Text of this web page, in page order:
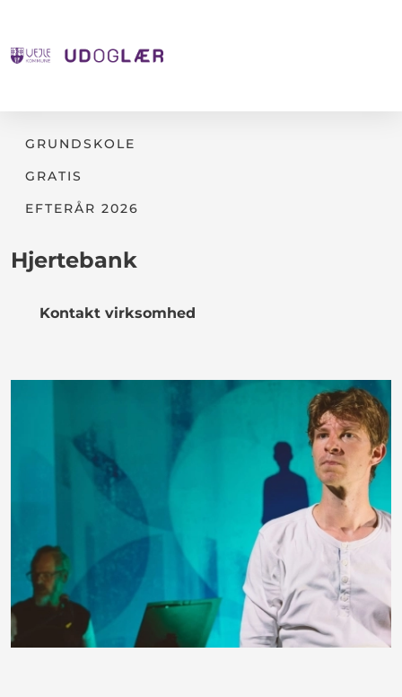
GRUNDSKOLE
GRATIS
EFTERÅR 2026
Hjertebank
Kontakt virksomhed